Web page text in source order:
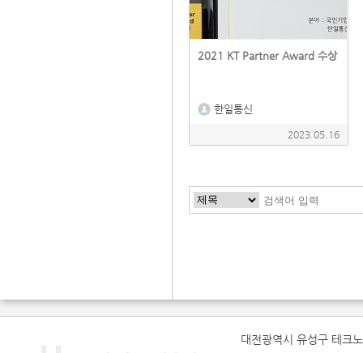
2021 KT Partner Award 수상
한일통신
2023.05.16
대전광역시 유성구 테크